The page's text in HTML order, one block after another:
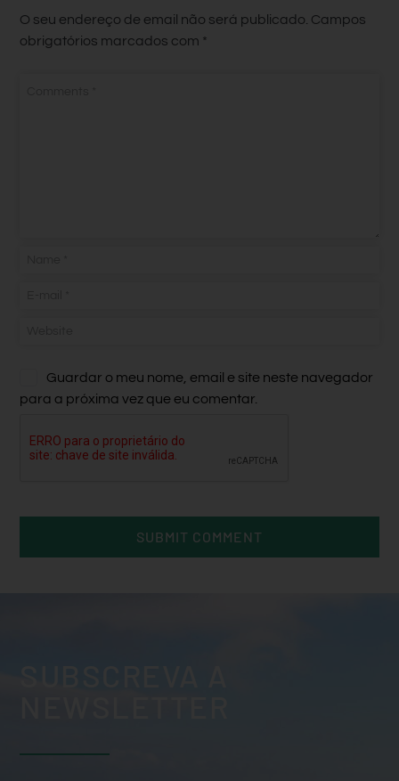
O seu endereço de email não será publicado. Campos
obrigatórios marcados com *
Guardar o meu nome, email e site neste navegador
para a próxima vez que eu comentar.